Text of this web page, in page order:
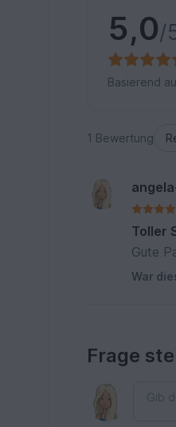
5,0/
Basierend
1 Bewertung
Toller
Gute
War
Frage